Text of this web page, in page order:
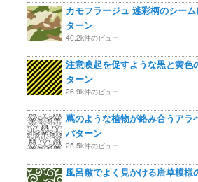
カモフラージュ 迷彩柄のシー
ターン
40.2k件のビュー
注意喚起を促すような黒と黄色
ターン
26.9k件のビュー
蔦のような植物が絡み合うアラ
パターン
25.5k件のビュー
風呂敷でよく見かける唐草模様